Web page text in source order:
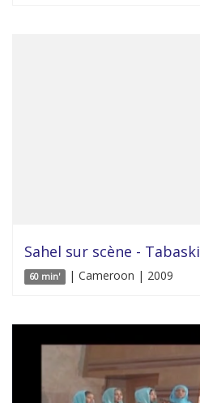
Sahel sur scène - Tabaski
60 min' | Cameroon | 2009